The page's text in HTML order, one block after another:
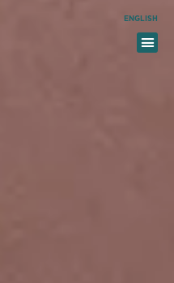
ENGLISH